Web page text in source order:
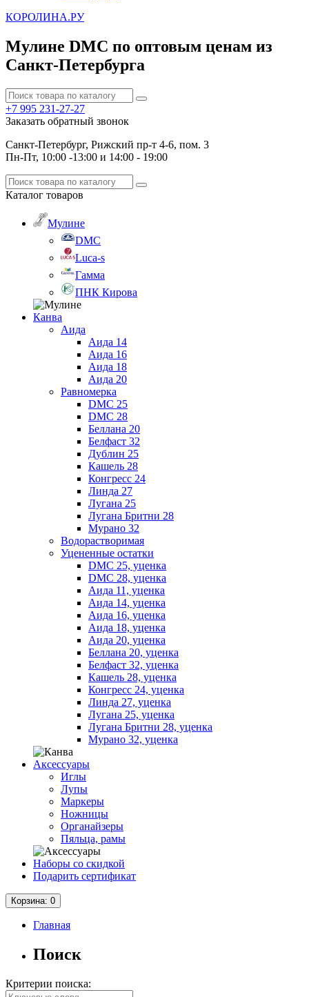
КОРОЛИНА.РУ
Мулине DMC по оптовым ценам из
Санкт-Петербурга
+7 995 231-27-27
Заказать обратный звонок
Санкт-Петербург, Рижский пр-т 4-6, пом. 3
Пн-Пт, 10:00 -13:00 и 14:00 - 19:00
Каталог товаров
Мулине
DMC
Luca-s
Гамма
ПНК Кирова
Канва
Аида
Аида 14
Аида 16
Аида 18
Аида 20
Равномерка
DMC 25
DMC 28
Беллана 20
Белфаст 32
Дублин 25
Кашель 28
Конгресс 24
Линда 27
Лугана 25
Лугана Бритни 28
Мурано 32
Водорастворимая
Уцененные остатки
DMC 25, уценка
DMC 28, уценка
Аида 11, уценка
Аида 14, уценка
Аида 16, уценка
Аида 18, уценка
Аида 20, уценка
Беллана 20, уценка
Белфаст 32, уценка
Кашель 28, уценка
Конгресс 24, уценка
Линда 27, уценка
Лугана 25, уценка
Лугана Бритни 28, уценка
Мурано 32, уценка
Аксессуары
Иглы
Лупы
Маркеры
Ножницы
Органайзеры
Пяльца, рамы
Наборы со скидкой
Подарить сертификат
Корзина: 0
Главная
Поиск
Критерии поиска: